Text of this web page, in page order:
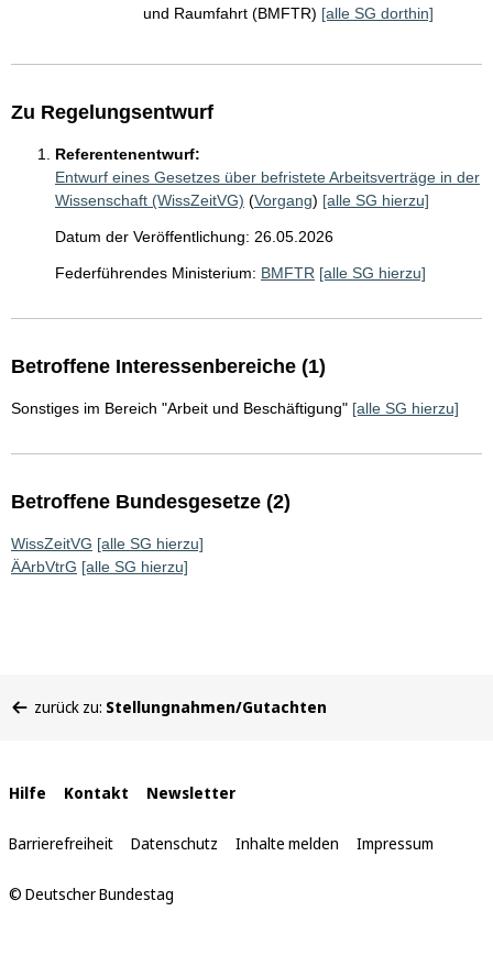
und Raumfahrt (BMFTR) [alle SG dorthin]
Zu Regelungsentwurf
Referentenentwurf:
Entwurf eines Gesetzes über befristete Arbeitsverträge in der
Wissenschaft (WissZeitVG) (Vorgang) [alle SG hierzu]
Datum der Veröffentlichung: 26.05.2026
Federführendes Ministerium: BMFTR [alle SG hierzu]
Betroffene Interessenbereiche (1)
Sonstiges im Bereich "Arbeit und Beschäftigung" [alle SG hierzu]
Betroffene Bundesgesetze (2)
WissZeitVG [alle SG hierzu]
ÄArbVtrG [alle SG hierzu]
befinden
zurück zu: Stellungnahmen/Gutachten
Interne
Links
Hilfe Kontakt Newsletter
Barrierefreiheit Datenschutz Inhalte melden Impressum
© Deutscher Bundestag